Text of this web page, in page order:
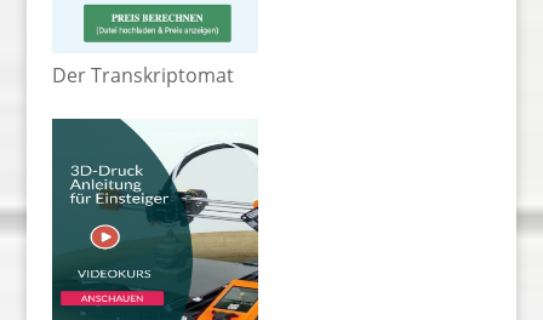
Der Transkriptomat